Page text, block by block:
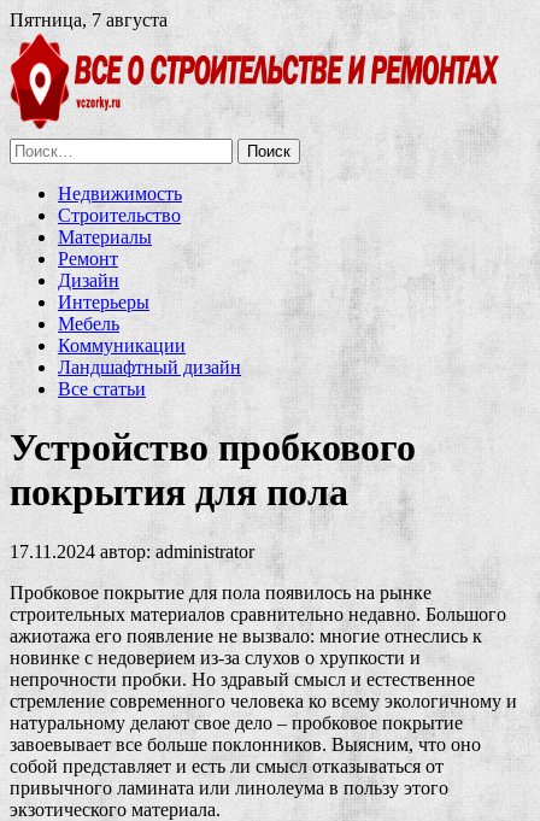
Пятница, 7 августа
Найти:
Недвижимость
Строительство
Материалы
Ремонт
Дизайн
Интерьеры
Мебель
Коммуникации
Ландшафтный дизайн
Все статьи
Устройство пробкового
покрытия для пола
17.11.2024 автор:administrator
Пробковое покрытие для пола появилось на рынке
строительных материалов сравнительно недавно. Большого
ажиотажа его появление не вызвало: многие отнеслись к
новинке с недоверием из-за слухов о хрупкости и
непрочности пробки. Но здравый смысл и естественное
стремление современного человека ко всему экологичному и
натуральному делают свое дело – пробковое покрытие
завоевывает все больше поклонников. Выясним, что оно
собой представляет и есть ли смысл отказываться от
привычного ламината или линолеума в пользу этого
экзотического материала.